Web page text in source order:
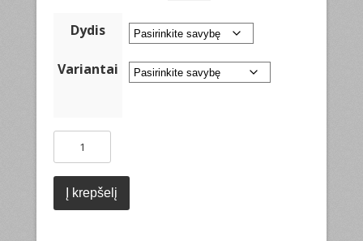
Dydis
Variantai
kiekis:
Šiltas
kardiganas
ir
Į krepšelį